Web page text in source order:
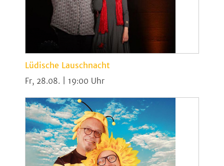
Lüdische Lauschnacht
Fr, 28.08. | 19:00